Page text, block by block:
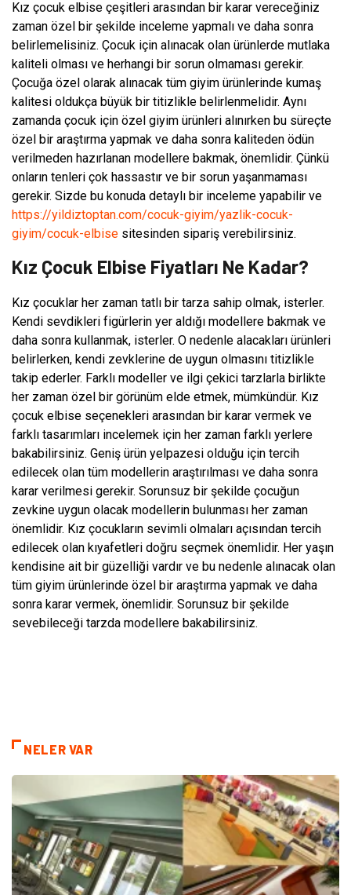
Kız çocuk elbise çeşitleri arasından bir karar vereceğiniz
zaman özel bir şekilde inceleme yapmalı ve daha sonra
belirlemelisiniz. Çocuk için alınacak olan ürünlerde mutlaka
kaliteli olması ve herhangi bir sorun olmaması gerekir.
Çocuğa özel olarak alınacak tüm giyim ürünlerinde kumaş
kalitesi oldukça büyük bir titizlikle belirlenmelidir. Aynı
zamanda çocuk için özel giyim ürünleri alınırken bu süreçte
özel bir araştırma yapmak ve daha sonra kaliteden ödün
verilmeden hazırlanan modellere bakmak, önemlidir. Çünkü
onların tenleri çok hassastır ve bir sorun yaşanmaması
gerekir. Sizde bu konuda detaylı bir inceleme yapabilir ve
https://yildiztoptan.com/cocuk-giyim/yazlik-cocuk-
giyim/cocuk-elbise sitesinden sipariş verebilirsiniz.
Kız Çocuk Elbise Fiyatları Ne Kadar?
Kız çocuklar her zaman tatlı bir tarza sahip olmak, isterler.
Kendi sevdikleri figürlerin yer aldığı modellere bakmak ve
daha sonra kullanmak, isterler. O nedenle alacakları ürünleri
belirlerken, kendi zevklerine de uygun olmasını titizlikle
takip ederler. Farklı modeller ve ilgi çekici tarzlarla birlikte
her zaman özel bir görünüm elde etmek, mümkündür. Kız
çocuk elbise seçenekleri arasından bir karar vermek ve
farklı tasarımları incelemek için her zaman farklı yerlere
bakabilirsiniz. Geniş ürün yelpazesi olduğu için tercih
edilecek olan tüm modellerin araştırılması ve daha sonra
karar verilmesi gerekir. Sorunsuz bir şekilde çocuğun
zevkine uygun olacak modellerin bulunması her zaman
önemlidir. Kız çocukların sevimli olmaları açısından tercih
edilecek olan kıyafetleri doğru seçmek önemlidir. Her yaşın
kendisine ait bir güzelliği vardır ve bu nedenle alınacak olan
tüm giyim ürünlerinde özel bir araştırma yapmak ve daha
sonra karar vermek, önemlidir. Sorunsuz bir şekilde
sevebileceği tarzda modellere bakabilirsiniz.
NELER VAR